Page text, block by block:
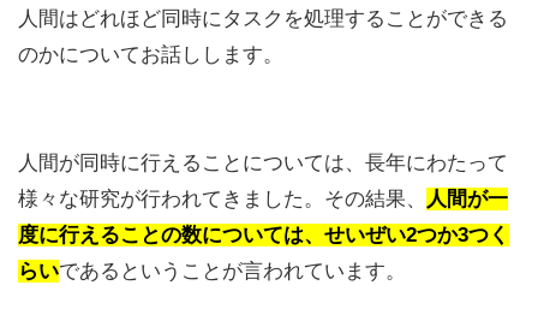
人間はどれほど同時にタスクを処理することができる
のかについてお話しします。
人間が同時に行えることについては、長年にわたって
様々な研究が行われてきました。その結果、
人間が一
度に行えることの数については、せいぜい2つか3つく
らいであるということが言われています。